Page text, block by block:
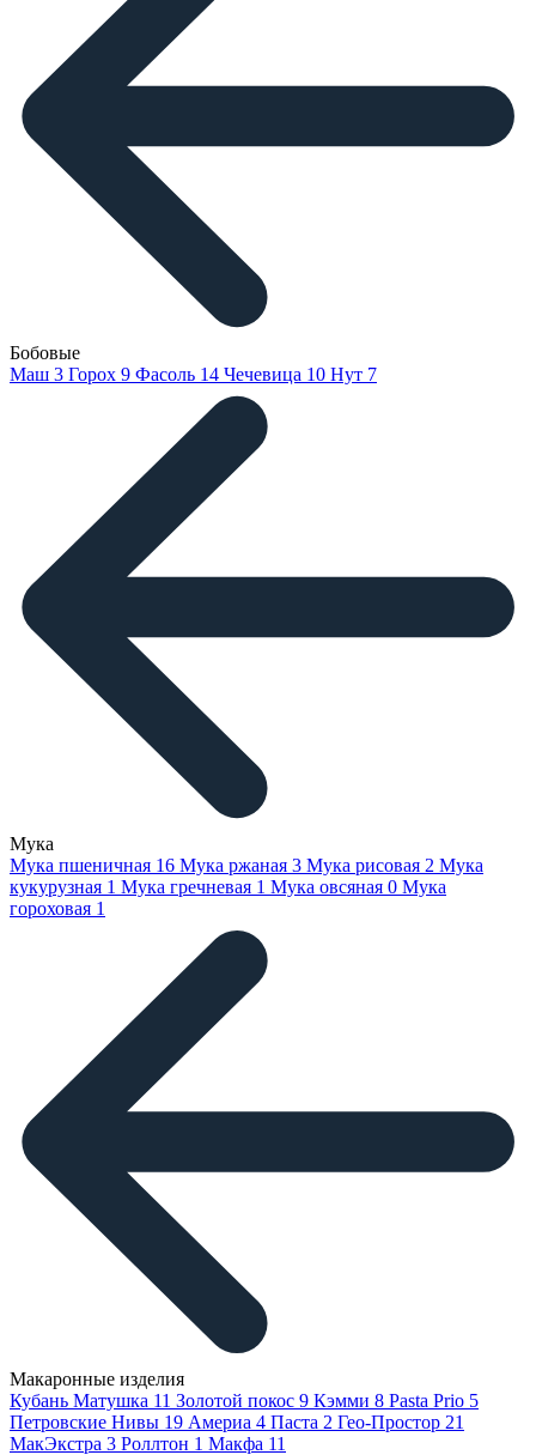
Бобовые
Маш 3 Горох 9 Фасоль 14 Чечевица 10 Нут 7
Мука
Мука пшеничная 16 Мука ржаная 3 Мука рисовая 2 Мука
кукурузная 1 Мука гречневая 1 Мука овсяная 0 Мука
гороховая 1
Макаронные изделия
Кубань Матушка 11 Золотой покос 9 Кэмми 8 Pasta Prio 5
Петровские Нивы 19 Америа 4 Паста 2 Гео-Простор 21
МакЭкстра 3 Роллтон 1 Макфа 11